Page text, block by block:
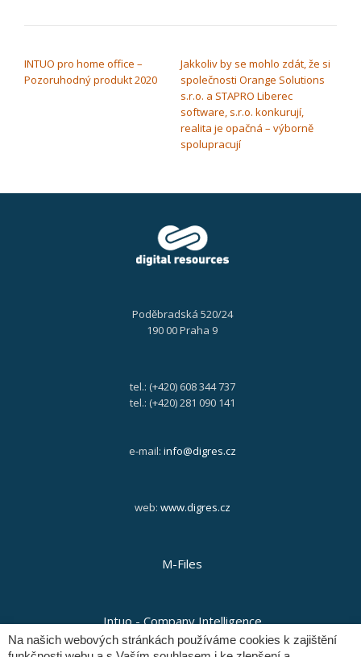
INTUO pro home office –
Pozoruhodný produkt 2020
Jakkoliv by se mohlo zdát, že si
společnosti Orange Solutions
s.r.o. a STAPRO Liberec
software, s.r.o. konkurují,
realita je opačná – výborně
spolupracují
Poděbradská 520/24
190 00 Praha 9
tel.: (+420) 608 344 737
tel.: (+420) 281 090 141
e-mail: info@digres.cz
web: www.digres.cz
M-Files
Intuo - Company Intelligence
Na našich webových stránkách používáme cookies k zajištění